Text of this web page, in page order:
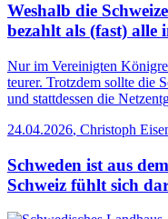
Weshalb die
bezahlt als (fast) alle
Nur im Vereinigten
teurer. Trotzdem sollte die
und stattdessen die
24.04.2026, Christoph
Schweden ist aus
Schweiz fühlt sich